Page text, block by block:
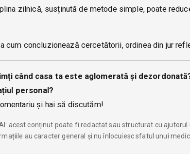
zilnică, susținută de metode simple, poate
cum concluzionează cercetătorii, ordinea din jur
când casa ta este aglomerată și
personal?
și hai să discutăm!
acest conținut poate fi redactat sau structurat cu
au caracter general și nu înlocuiesc sfatul unui medic.